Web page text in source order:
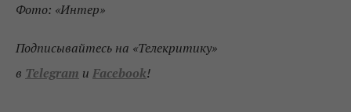
Фото: «Интер»
Подписывайтесь на «Телекритику»
в Telegram и Facebook!